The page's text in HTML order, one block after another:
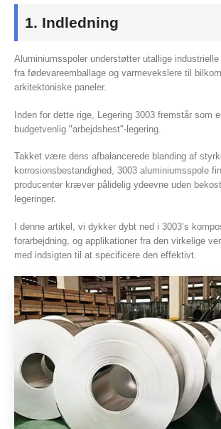
1. Indledning
Aluminiumsspoler understøtter utallige
fra fødevareemballage og varmevekslere til
arkitektoniske paneler.
Inden for dette rige, Legering 3003 fremstår som
budgetvenlig "arbejdshest"-legering.
Takket være dens afbalancerede blanding af
korrosionsbestandighed, 3003 aluminiumsspole
producenter kræver pålidelig ydeevne uden
legeringer.
I denne artikel, vi dykker dybt ned i 3003’s
forarbejdning, og applikationer fra den virkelige
med indsigten til at specificere den effektivt.